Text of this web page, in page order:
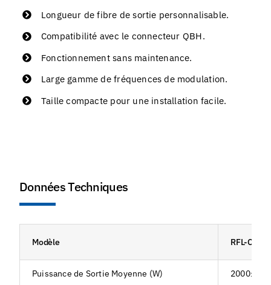
Longueur de fibre de sortie personnalisable.
Compatibilité avec le connecteur QBH.
Fonctionnement sans maintenance.
Large gamme de fréquences de modulation.
Taille compacte pour une installation facile.
Données Techniques
Modèle RFL-
Puissance de Sortie Moyenne (W) 2000±50